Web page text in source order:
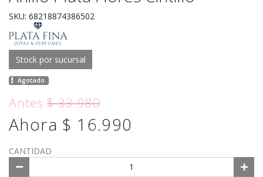
SKU: 68218874386502
Stock por sucursal
Agotado.
Antes$ 33.980
Ahora $ 16.990
CANTIDAD